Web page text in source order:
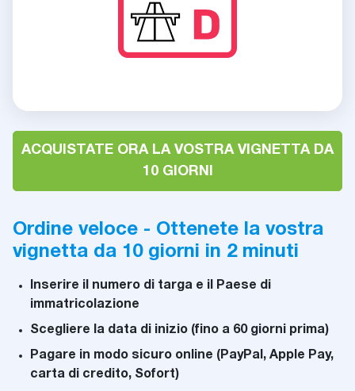
ACQUISTATE ORA LA VOSTRA VIGNETTA DA
10 GIORNI
Ordine veloce - Ottenete la vostra
vignetta da 10 giorni in 2 minuti
Inserire il numero di targa e il Paese di
immatricolazione
Scegliere la data di inizio (fino a 60 giorni prima)
Pagare in modo sicuro online (PayPal, Apple Pay,
carta di credito, Sofort)